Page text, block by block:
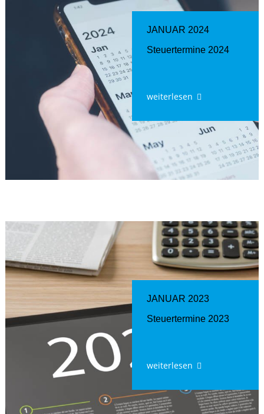
JANUAR 2024
Steuertermine 2024
weiterlesen
JANUAR 2023
Steuertermine 2023
weiterlesen